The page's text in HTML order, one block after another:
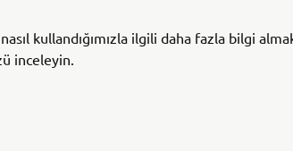
kullandığımızla ilgili daha fazla bilgi
inceleyin.